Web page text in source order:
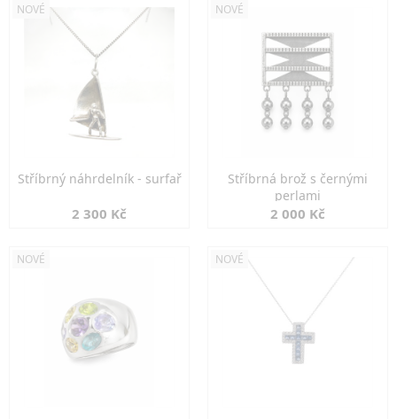
NOVÉ
Stříbrný náhrdelník - surfař
2 300 Kč
NOVÉ
Stříbrná brož s černými
perlami
2 000 Kč
NOVÉ NOVÉ